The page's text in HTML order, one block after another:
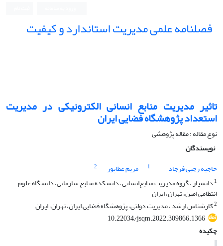
فصلنامه علمی مدیریت استاندارد و کیفیت
تاثیر مدیریت منابع انسانی الکترونیکی در مدیریت
استعداد پژوهشگاه فضایی ایران
نوع مقاله : مقاله پژوهشی
نویسندگان
حاجیه رجبی فرجاد
1 مریم عطاپور
2
1 دانشیار ، گروه مدیریت منابع‌انسانی، دانشکده منابع سازمانی، دانشگاه علوم
انتظامی امین، تهران، ایران
2کارشناس ارشد ، مدیریت دولتی، پژوهشگاه فضایی ایران، تهران، ایران
10.22034/jsqm.2022.309866.1366
چکیده